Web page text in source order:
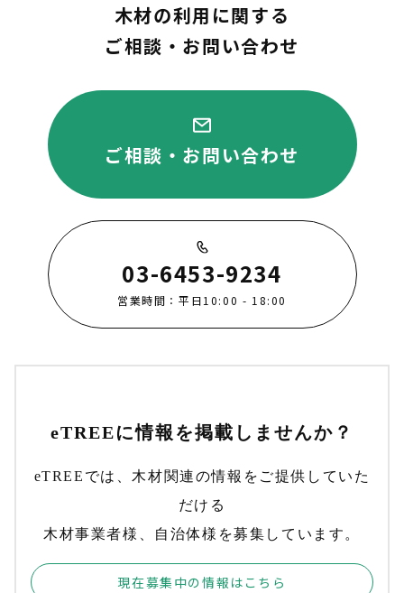
木材の利用に関する
ご相談・お問い合わせ
ご相談・お問い合わせ
03-6453-9234
営業時間：平日10:00 - 18:00
eTREEに情報を掲載しませんか？
eTREEでは、木材関連の情報をご提供していた
だける
木材事業者様、自治体様を募集しています。
現在募集中の情報はこちら